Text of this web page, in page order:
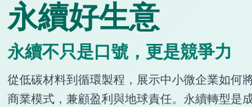
永續好生意
永續不只是口號，更是競爭力
從低碳材料到循環製程，展示中小微企業如何
商業模式，兼顧盈利與地球責任。永續轉型是